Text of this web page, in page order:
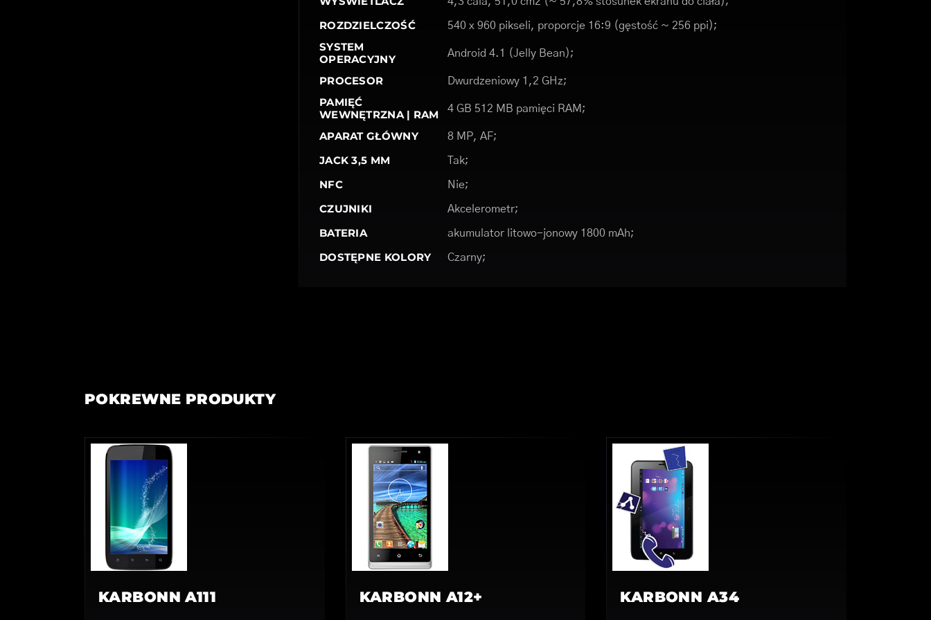
ROZDZIELCZOŚĆ 540 x 960 pikseli, proporcje 16:9 (gęstość ~ 256 ppi);
SYSTEM
OPERACYJNY
Android 4.1 (Jelly Bean);
PROCESOR Dwurdzeniowy 1,2 GHz;
PAMIĘĆ
WEWNĘTRZNA | RAM
4 GB 512 MB pamięci RAM;
APARAT GŁÓWNY 8 MP, AF;
JACK 3,5 MM Tak;
NFC Nie;
CZUJNIKI Akcelerometr;
BATERIA akumulator litowo-jonowy 1800 mAh;
DOSTĘPNE KOLORY Czarny;
POKREWNE PRODUKTY
KARBONN A111 KARBONN A12+ KARBONN A34